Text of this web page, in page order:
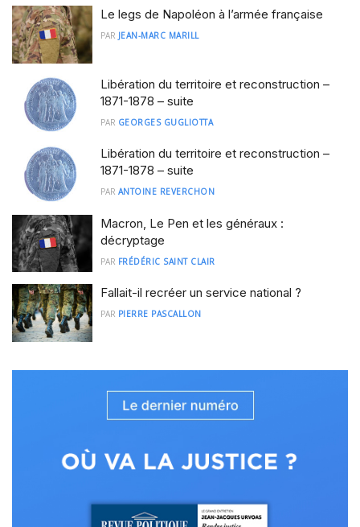
Le legs de Napoléon à l’armée française
PAR JEAN-MARC MARILL
Libération du territoire et reconstruction –
1871-1878 – suite
PAR GEORGES GUGLIOTTA
Libération du territoire et reconstruction –
1871-1878 – suite
PAR ANTOINE REVERCHON
Macron, Le Pen et les généraux :
décryptage
PAR FRÉDÉRIC SAINT CLAIR
Fallait-il recréer un service national ?
PAR PIERRE PASCALLON